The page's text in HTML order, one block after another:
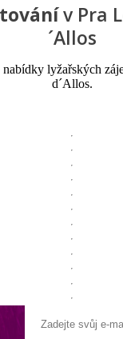
v Pra
´Allos
nabídky lyžařských
d´Allos.